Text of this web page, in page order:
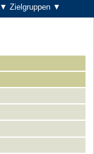
▼ Zielgruppen ▼